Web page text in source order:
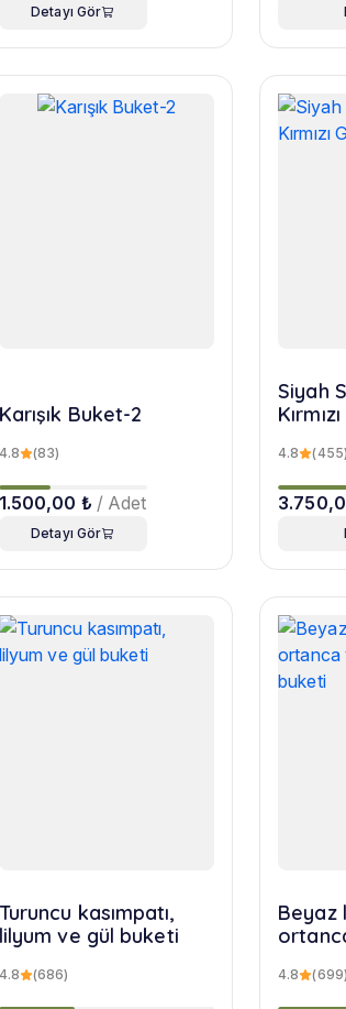
Detayı Gör
Karışık Buket-2
4.8 (83)
1.500,00 ₺ / Adet
Detayı Gör
Siyah
4.8 (455)
Turuncu kasımpatı,
lilyum ve gül buketi
4.8 (686)
Beyaz
4.8 (699)